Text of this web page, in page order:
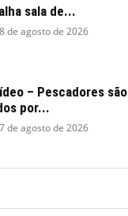
sala de...
8 de agosto de 2026
– Pescadores são
por...
7 de agosto de 2026